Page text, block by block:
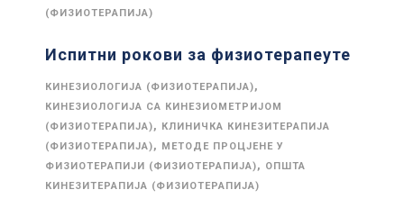
(ФИЗИОТЕРАПИЈА)
Испитни рокови за физиотерапеуте
КИНЕЗИОЛОГИЈА (ФИЗИОТЕРАПИЈА),
КИНЕЗИОЛОГИЈА СА КИНЕЗИОМЕТРИЈОМ
(ФИЗИОТЕРАПИЈА), КЛИНИЧКА КИНЕЗИТЕРАПИЈА
(ФИЗИОТЕРАПИЈА), МЕТОДЕ ПРОЦЈЕНЕ У
ФИЗИОТЕРАПИЈИ (ФИЗИОТЕРАПИЈА), ОПШТА
КИНЕЗИТЕРАПИЈА (ФИЗИОТЕРАПИЈА)